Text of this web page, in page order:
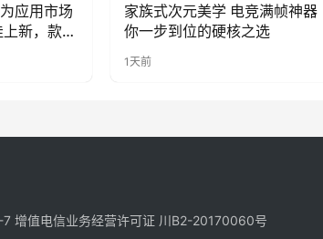
应用市场
新，款款
家族式次元美学 电竞满帧神器
你一步到位的硬核之选
1天前
7 增值电信业务经营许可证 川B2-20170060号